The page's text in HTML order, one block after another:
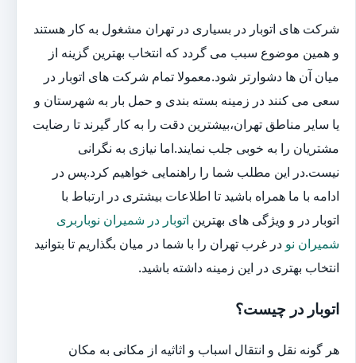
شرکت های اتوبار در بسیاری در تهران مشغول به کار هستند
و همین موضوع سبب می گردد که انتخاب بهترین گزینه از
میان آن ها دشوارتر شود.معمولا تمام شرکت های اتوبار در
سعی می کنند در زمینه بسته بندی و حمل بار به شهرستان و
یا سایر مناطق تهران،بیشترین دقت را به کار گیرند تا رضایت
مشتریان را به خوبی جلب نمایند.اما نیازی به نگرانی
نیست.در این مطلب شما را راهنمایی خواهیم کرد.پس در
ادامه با ما همراه باشید تا اطلاعات بیشتری در ارتباط با
اتوبار در و ویژگی های بهترین اتوبار در شمیران نوباربری
شمیران نو در غرب تهران را با شما در میان بگذاریم تا بتوانید
انتخاب بهتری در این زمینه داشته باشید.
اتوبار در چیست؟
هر گونه نقل و انتقال اسباب و اثاثیه از مکانی به مکان